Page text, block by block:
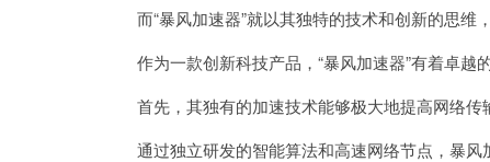
而“暴风加速器”就以其独特的技术和创新的思维，
作为一款创新科技产品，“暴风加速器”有着卓越的
首先，其独有的加速技术能够极大地提高网络传
通过独立研发的智能算法和高速网络节点，暴风